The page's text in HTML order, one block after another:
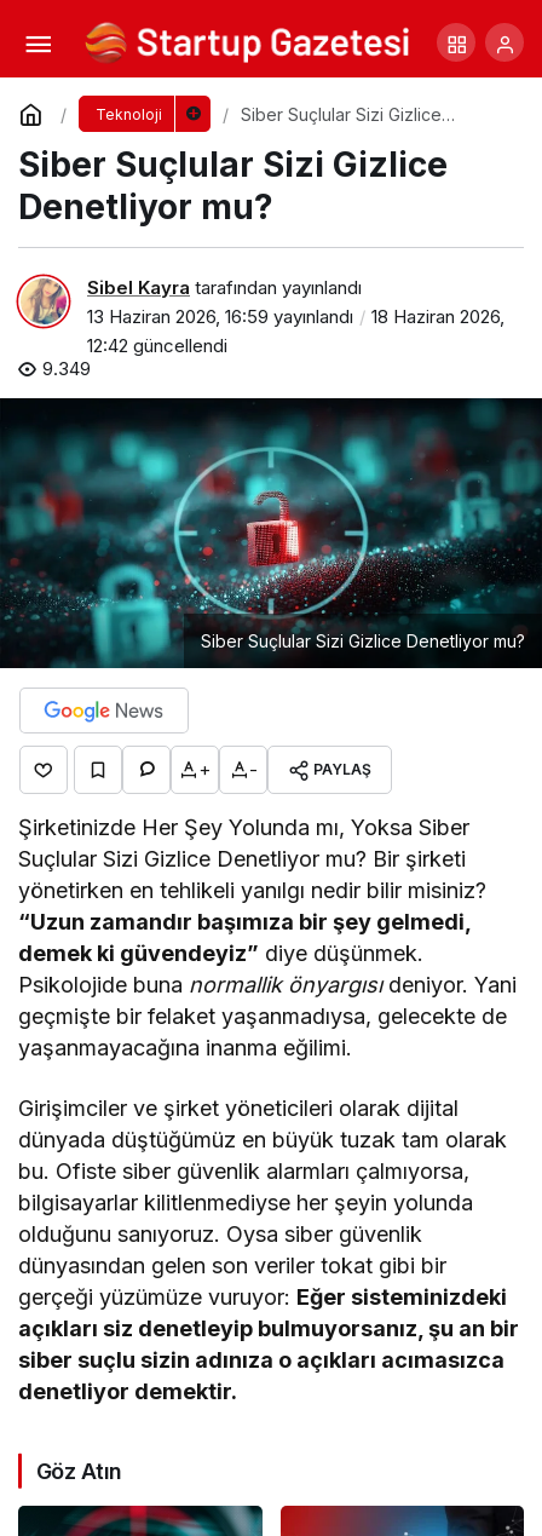
Teknoloji
Siber Suçlular Sizi Gizlice
Siber Suçlular Sizi Gizlice
Denetliyor mu?
Sibel Kayra tarafından yayınlandı
13 Haziran 2026, 16:59 yayınlandı
18 Haziran 2026,
12:42 güncellendi
9.349
Siber Suçlular Sizi Gizlice Denetliyor mu?
+ - PAYLAŞ
Şirketinizde Her Şey Yolunda mı, Yoksa Siber
Suçlular Sizi Gizlice Denetliyor mu? Bir şirketi
yönetirken en tehlikeli yanılgı nedir bilir misiniz?
“Uzun zamandır başımıza bir şey gelmedi,
demek ki güvendeyiz” diye düşünmek.
Psikolojide buna normallik önyargısıdeniyor. Yani
geçmişte bir felaket yaşanmadıysa, gelecekte de
yaşanmayacağına inanma eğilimi.
Girişimciler ve şirket yöneticileri olarak dijital
dünyada düştüğümüz en büyük tuzak tam olarak
bu. Ofiste siber güvenlik alarmları çalmıyorsa,
bilgisayarlar kilitlenmediyse her şeyin yolunda
olduğunu sanıyoruz. Oysa siber güvenlik
dünyasından gelen son veriler tokat gibi bir
gerçeği yüzümüze vuruyor: Eğer sisteminizdeki
açıkları siz denetleyip bulmuyorsanız, şu an bir
siber suçlu sizin adınıza o açıkları acımasızca
denetliyor demektir.
Göz Atın
İçerik Pazarlaması Hakkında Her Şey:
İçeriklerce Podcast Serisi
Yorum Yap Paylaş